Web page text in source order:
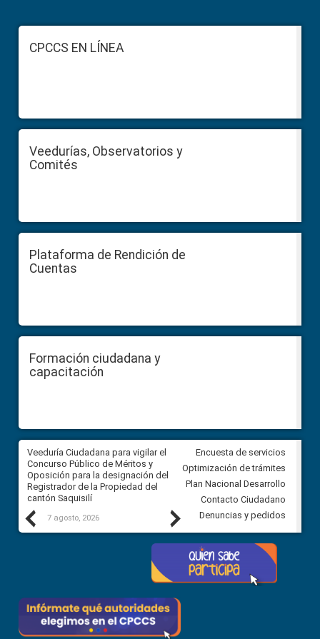
Sidebar
FooterCPCCS EN LÍNEA
Veedurías, Observatorios y
Comités
Plataforma de Rendición de
Cuentas
Formación ciudadana y
capacitación
Previous
Veeduría Ciudadana para vigilar el
Concurso Público de Méritos y
Oposición para la designación del
Registrador de la Propiedad del
cantón Saquisilí
7 agosto, 2026
Veeduría Ciudadana para
construcción del asfaltado de
Ballenita del cantón Santa
7 agosto, 2026
Next
Encuesta de servicios
Optimización de trámites
Plan Nacional Desarrollo
Contacto Ciudadano
Denuncias y pedidos